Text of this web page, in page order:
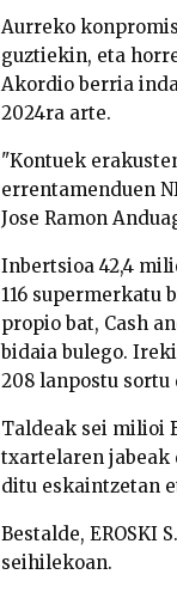
Aurreko
guztiekin, eta
Akordio berria
2024ra arte.
"Kontuek
errentamenduen
Jose Ramon
Inbertsioa 42,4
116 supermerkatu
propio bat, Cash
bidaia bulego.
208 lanpostu
Taldeak sei milioi
txartelaren jabeak
ditu eskaintzetan
Bestalde, EROSKI
seihilekoan.